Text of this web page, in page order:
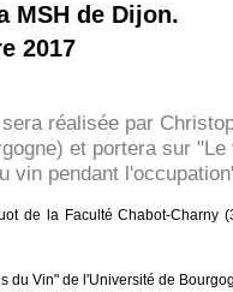
MSH de Dijon.
2017
réalisée par
et portera sur "Le
vin pendant
de la Faculté Chabot-Charny
du Vin" de l'Université de